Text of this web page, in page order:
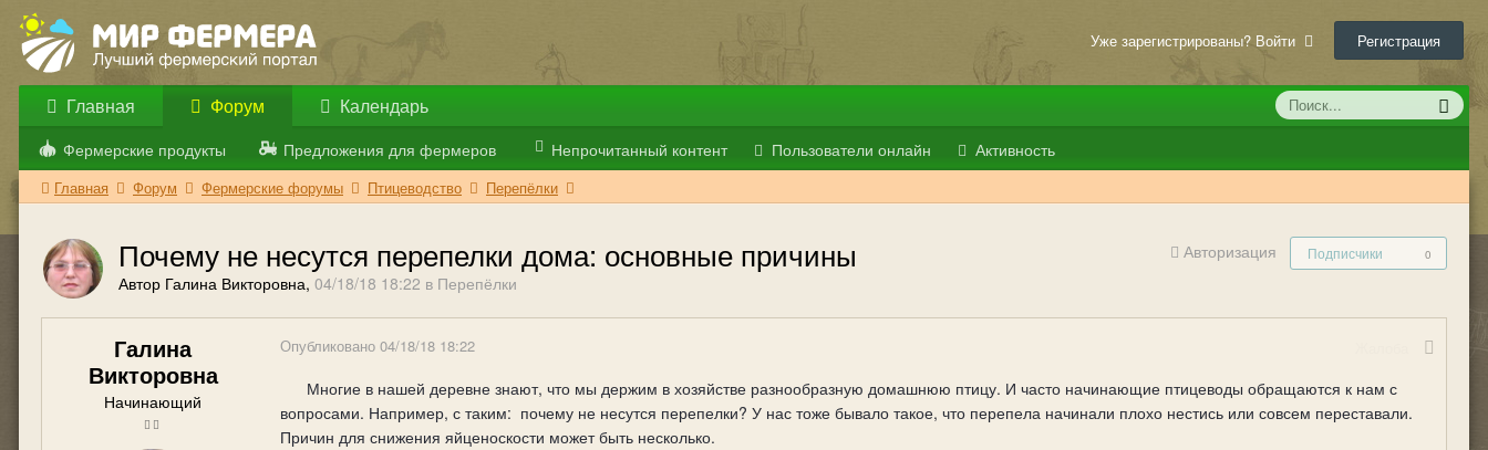
Уже зарегистрированы? Войти Регистрация
Главная Форум
Фермерские продукты Предложения для фермеров Непрочитанный контент Пользователи онлайн Активность
Календарь
Главная Форум Фермерские форумы Птицеводство Перепёлки
Авторизация Подписчики 0
Почему не несутся перепелки дома: основные причины
Автор Галина Викторовна, 04/18/18 18:22 в Перепёлки
Галина
Викторовна
Начинающий
Опубликовано 04/18/18 18:22
Многие в нашей деревне знают, что мы держим в хозяйстве разнообразную домашнюю птицу. И часто начинающие птицеводы обращаются к нам с
вопросами. Например, с таким: почему не несутся перепелки? У нас тоже бывало такое, что перепела начинали плохо нестись или совсем переставали.
Причин для снижения яйценоскости может быть несколько.